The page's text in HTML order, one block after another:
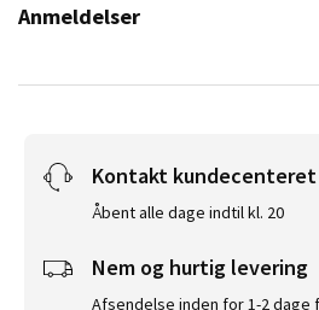
Anmeldelser
Kontakt kundecenteret
Åbent alle dage indtil kl. 20
Nem og hurtig levering
Afsendelse inden for 1-2 dage